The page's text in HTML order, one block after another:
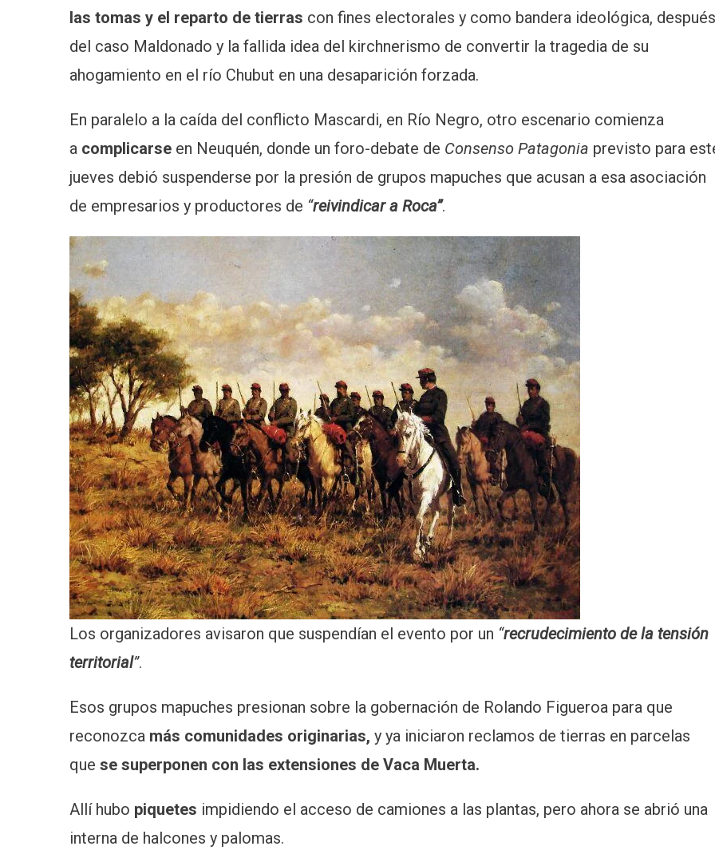
las tomas y el reparto de tierras con fines electorales y como bandera ideológica, después
del caso Maldonado y la fallida idea del kirchnerismo de convertir la tragedia de su
ahogamiento en el río Chubut en una desaparición forzada.
En paralelo a la caída del conflicto Mascardi, en Río Negro, otro escenario comienza
a complicarse en Neuquén, donde un foro-debate de Consenso Patagonia previsto para
jueves debió suspenderse por la presión de grupos mapuches que acusan a esa asociación
de empresarios y productores de “reivindicar a Roca”.
Los organizadores avisaron que suspendían el evento por un “recrudecimiento de la tensión
territorial”.
Esos grupos mapuches presionan sobre la gobernación de Rolando Figueroa para que
reconozca más comunidades originarias, y ya iniciaron reclamos de tierras en parcelas
que se superponen con las extensiones de Vaca Muerta.
Allí hubo piquetes impidiendo el acceso de camiones a las plantas, pero ahora se abrió una
interna de halcones y palomas.